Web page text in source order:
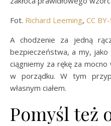
Fot. Richard Leeming, CC
A chodzenie za jedną
bezpieczeństwa, a my,
ciągniemy za rękę za
w porządku. W tym
własnym ciałem.
Pomyśl też